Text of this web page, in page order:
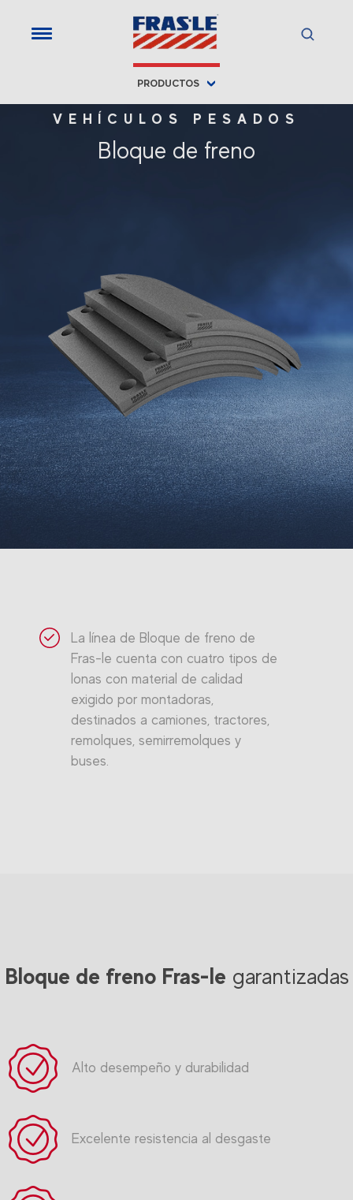
PRODUCTOS
VEHÍCULOS PESADOS
Bloque de freno
La línea de Bloque de freno de
Fras-le cuenta con cuatro tipos de
lonas con material de calidad
exigido por montadoras,
destinados a camiones, tractores,
remolques, semirremolques y
buses.
Bloque de freno Fras-le garantizadas
Alto desempeño y durabilidad
Excelente resistencia al desgaste